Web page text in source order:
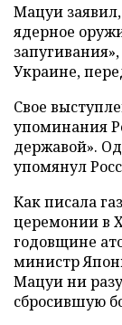
Мацуи
ядерное
Украине,
Свое
упоминания
державой».
упомянул
Как писала
церемонии в
годовщине
министр
Мацуи ни
сбросившую